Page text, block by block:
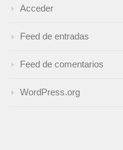
Acceder
Feed de entradas
Feed de comentarios
WordPress.org